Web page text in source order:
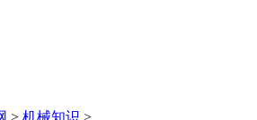
> 机械知识 >